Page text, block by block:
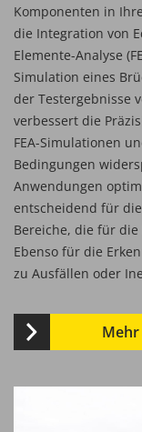
Komponenten in
die Integration von
Elemente-Analyse
Simulation eines
der Testergebnisse
verbessert die
FEA-Simulationen
Bedingungen
Anwendungen
entscheidend für
Bereiche, die für
Ebenso für die
zu Ausfällen oder
Mehr